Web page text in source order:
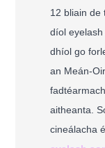
12 bliain de
díol
dhíol go
an Meán-
aitheanta.
cineálacha